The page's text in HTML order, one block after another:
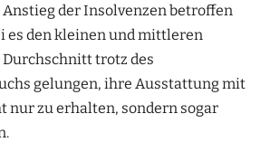
Anstieg der Insolvenzen betroffen
es den kleinen und mittleren
trotz des
gelungen, ihre Ausstattung mit
nur zu erhalten, sondern sogar